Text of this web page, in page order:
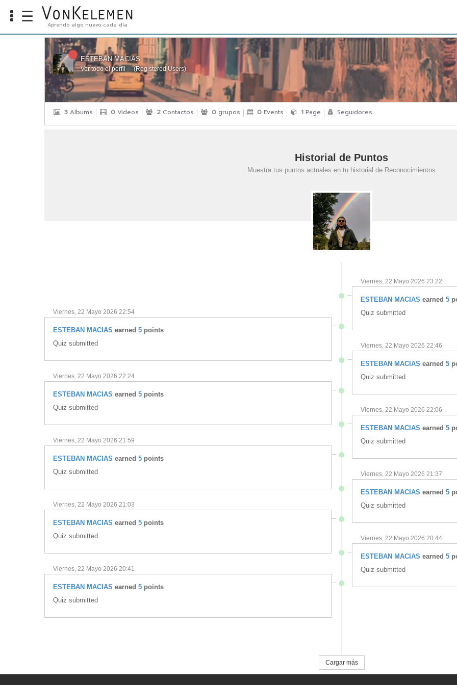
Info
Carreras
☰ Aprendo algo nuevo cada día
ESTEBAN MACIAS
Ver todo el perfil (Registered Users)
3 Albums 0 Videos 2 Contactos 0 grupos 0 Events 1 Page Seguidores
Historial de Puntos
Muestra tus puntos actuales en tu historial de Reconocimientos
Viernes, 22 Mayo 2026 23:22
ESTEBAN MACIAS earned 5
Quiz submitted
Viernes, 22 Mayo 2026 22:54
ESTEBAN MACIAS earned 5 points
Quiz submitted
Viernes, 22 Mayo 2026 22:46
ESTEBAN MACIAS earned 5
Quiz submitted
Viernes, 22 Mayo 2026 22:24
ESTEBAN MACIAS earned 5 points
Quiz submitted
Viernes, 22 Mayo 2026 22:06
ESTEBAN MACIAS earned 5
Quiz submitted
Viernes, 22 Mayo 2026 21:59
ESTEBAN MACIAS earned 5 points
Quiz submitted
Viernes, 22 Mayo 2026 21:37
ESTEBAN MACIAS earned 5
Quiz submitted
Viernes, 22 Mayo 2026 21:03
ESTEBAN MACIAS earned 5 points
Quiz submitted
Viernes, 22 Mayo 2026 20:44
ESTEBAN MACIAS earned 5
Quiz submitted
Viernes, 22 Mayo 2026 20:41
ESTEBAN MACIAS earned 5 points
Quiz submitted
Cargar más